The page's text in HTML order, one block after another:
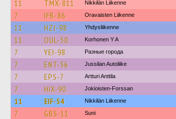
11 TMX-811 Nikkilän Liikenne
7 IFB-86 Oravaisten Liikenne
11 HZJ-98 Yhdysliikenne
11 OUL-50 Korhonen Y A
7 YEI-98 Разные города
7 ENT-36 Jussilan Autoliike
7 EPS-7 Artturi Anttila
7 HIX-90 Jokioisten-Forssan
11 EIF-54 Nikkilän Liikenne
7 GBS-11 Suni